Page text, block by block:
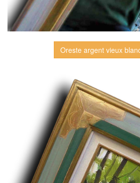
Oreste argent vieux